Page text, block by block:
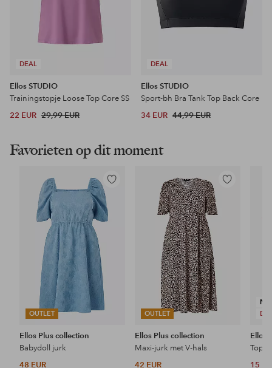
DEAL
Ellos STUDIO
Trainingstopje Loose Top Core SS
22 EUR 29,99 EUR
DEAL
Ellos STUDIO
Sport-bh Bra Tank Top Back Core
34 EUR 44,99 EUR
Favorieten op dit moment
OUTLET
Toevoegen
aan
favorieten
Ellos Plus collection
Babydoll jurk
48 EUR
OUTLET
Toevoegen
Ellos Plus collection
Maxi-jurk met V-hals
42 EUR
Ellos
Topje
15